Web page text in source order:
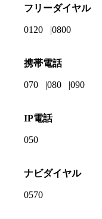
フリーダイヤル
0120 0800
携帯電話
070 080 090
IP電話
050
ナビダイヤル
0570